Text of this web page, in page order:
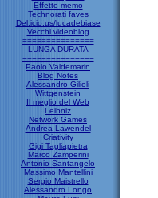
Effetto memo
Technorati faves
Del.icio.us/lucadebiase
Vecchi videoblog
===============
LUNGA DURATA
===============
Paolo Valdemarin
Blog Notes
Alessandro Gilioli
Wittgenstein
Il meglio del Web
Leibniz
Network Games
Andrea Lawendel
Criativity
Gigi Tagliapietra
Marco Zamperini
Antonio Santangelo
Massimo Mantellini
Sergio Maistrello
Alessandro Longo